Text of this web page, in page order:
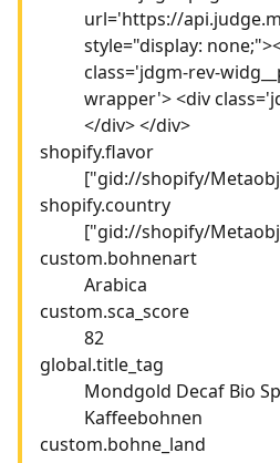
url='https://
style="display:
class='jdgm-rev-
wrapper'> <div
</div> </div>
shopify.flavor
["gid://shopify/
shopify.country
["gid://shopify/
custom.bohnenart
Arabica
custom.sca_score
82
global.title_tag
Mondgold Decaf Bio
Kaffeebohnen
custom.bohne_land